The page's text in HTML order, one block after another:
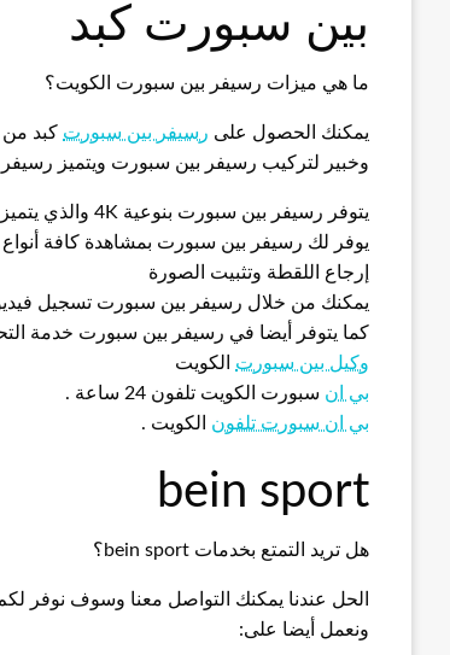
بين سبورت كبد
ما هي ميزات رسيفر بين سبورت الكويت؟
يمكنك الحصول على رسيفر بين سبورت كبد من
وخبير لتركيب رسيفر بين سبورت ويتميز
يتوفر رسيفر بين سبورت بنوعية 4K والذي يتميز بالدقة والجودة العالية
يوفر لك رسيفر بين سبورت بمشاهدة كافة أنواع
إرجاع اللقطة وتثبيت الصورة
يمكنك من خلال رسيفر بين سبورت تسجيل
كما يتوفر أيضا في رسيفر بين سبورت خدمة
وكيل بين سبورت الكويت
بي ان سبورت الكويت تلفون 24 ساعة .
بي ان سبورت تلفون الكويت .
bein sport
هل تريد التمتع بخدمات bein sport؟
الحل عندنا يمكنك التواصل معنا وسوف
ونعمل أيضا على: